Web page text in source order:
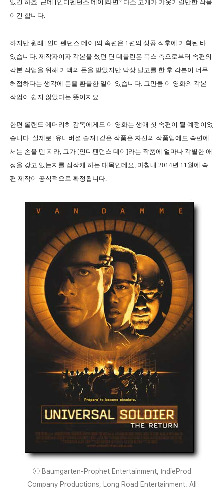
있긴 하죠. 근데 [인디펜던스 데이]라면? 다소 고개가 갸웃거릴만한 작품
이긴 합니다.
하지만 원래 [인디펜던스 데이]의 속편은 1편의 성공 직후에 기획된 바
있습니다. 제작자이자 각본을 썼던 딘 데블린은 폭스 측으로부터 속편의
각본 작업을 위해 거액의 돈을 받았지만 막상 탈고를 한 후 각본이 너무
허접하다는 생각에 돈을 환불한 일이 있습니다. 그만큼 이 영화의 각본
작업이 쉽지 않았다는 뜻이지요.
한편 롤랜드 에머리히 감독에게도 이 영화는 생애 첫 속편이 될 예정이었
습니다. 실제로 [유니버셜 솔져] 같은 작품은 자신의 작품임에도 속편에
서는 손을 뗀 지라, 그가 [인디펜던스 데이]라는 작품에 얼마나 각별한 애
정을 갖고 있는지를 짐작케 하는 대목인데요, 마침내 2014년 11월에 속
편 제작이 공식적으로 확정됩니다.
ⓒ Baumgarten-Prophet Entertainment, IndieProd
Company Productions, Long Road Entertainment. All